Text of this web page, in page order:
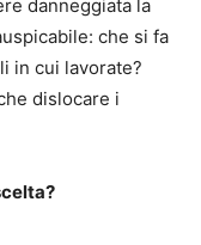
danneggiata la
che si fa
in cui lavorate?
dislocare i